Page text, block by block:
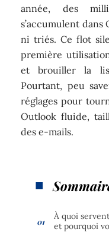
année, des
s’accumulent dans
ni triés. Ce flot
première
et brouiller la
Pourtant, peu
réglages pour
Outlook fluide,
des e-mails.
À quoi
et pourquoi